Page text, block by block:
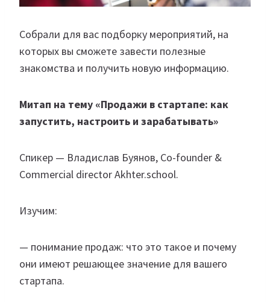
Собрали для вас подборку мероприятий, на
которых вы сможете завести полезные
знакомства и получить новую информацию.
Митап на тему «Продажи в стартапе: как
запустить, настроить и зарабатывать»
Спикер — Владислав Буянов, Co-founder &
Commercial director Akhter.school.
Изучим:
— понимание продаж: что это такое и почему
они имеют решающее значение для вашего
стартапа.